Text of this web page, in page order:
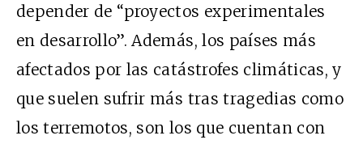
depender de “proyectos experimentales
en desarrollo”. Además, los países más
afectados por las catástrofes climáticas, y
que suelen sufrir más tras tragedias como
los terremotos, son los que cuentan con